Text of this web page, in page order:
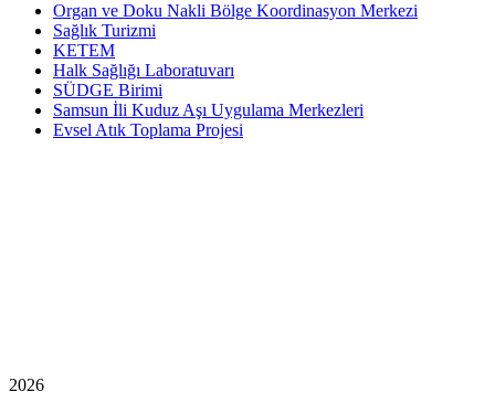
Organ ve Doku Nakli Bölge Koordinasyon Merkezi
Sağlık Turizmi
KETEM
Halk Sağlığı Laboratuvarı
SÜDGE Birimi
Samsun İli Kuduz Aşı Uygulama Merkezleri
Evsel Atık Toplama Projesi
2026